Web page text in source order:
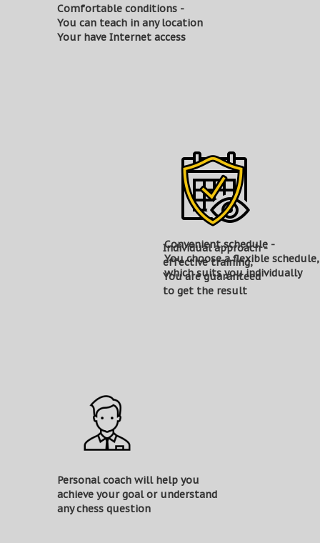
Comfortable conditions -
You can teach in any location
Your have Internet access
Convenient schedule -
You choose a flexible schedule,
which suits you individually
Personal coach will help you
achieve your goal or understand
any chess question
Individual approach -
effective training,
You are guaranteed
to get the result